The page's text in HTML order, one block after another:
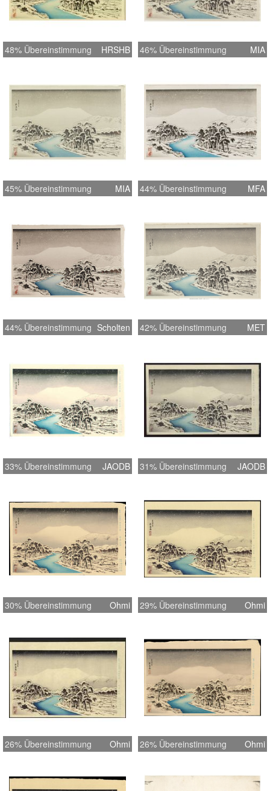
48% Übereinstimmung HRSHB 46% Übereinstimmung MIA
45% Übereinstimmung MIA 44% Übereinstimmung MFA
44% Übereinstimmung Scholten 42% Übereinstimmung MET
33% Übereinstimmung JAODB 31% Übereinstimmung JAODB
30% Übereinstimmung Ohmi 29% Übereinstimmung Ohmi
26% Übereinstimmung Ohmi 26% Übereinstimmung Ohmi